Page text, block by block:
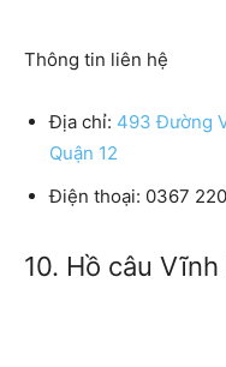
Thông tin liên hệ
Địa chỉ: 493 Đường
Quận 12
Điện thoại: 0367
10. Hồ câu Vĩnh